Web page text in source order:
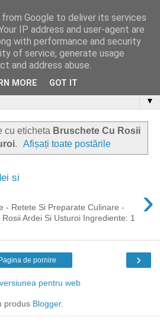
▼
cu eticheta Bruschete Cu Rosii
. Afișați toate postările
si
›
- Retete Si Preparate Culinare -
Ardei Si Usturoi Ingrediente: 1
›
de pornire
pentru web
produs Blogger.
Google to deliver its services
IP address and user-agent are
with performance and security
of service, generate usage
and address abuse.
MORE GOT IT